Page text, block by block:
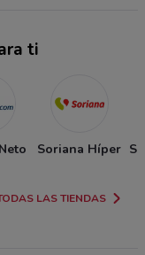
ti
Soriana Híper
LAS TIENDAS